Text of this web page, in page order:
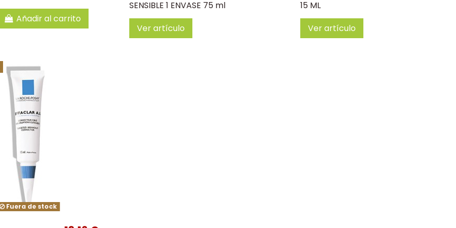
Añadir al carrito
SENSIBLE 1 ENVASE 75 ml
Ver artículo
15 ML
Ver artículo
Fuera de stock